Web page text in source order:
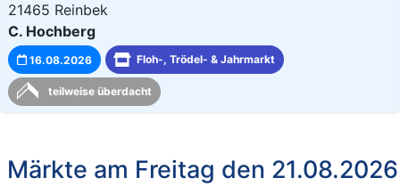
21465 Reinbek
C. Hochberg
16.08.2026 Floh-, Trödel- & Jahrmarkt
teilweise überdacht
Märkte am Freitag den 21.08.2026